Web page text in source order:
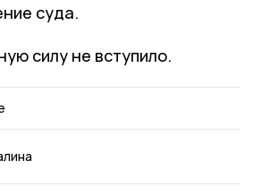
суда.
силу не вступило.